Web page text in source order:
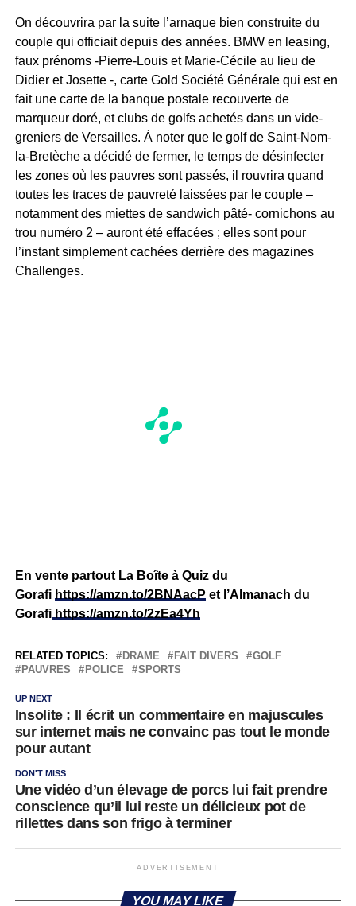
On découvrira par la suite l’arnaque bien construite du
couple qui officiait depuis des années. BMW en leasing,
faux prénoms -Pierre-Louis et Marie-Cécile au lieu de
Didier et Josette -, carte Gold Société Générale qui est en
fait une carte de la banque postale recouverte de
marqueur doré, et clubs de golfs achetés dans un vide-
greniers de Versailles. À noter que le golf de Saint-Nom-
la-Bretèche a décidé de fermer, le temps de désinfecter
les zones où les pauvres sont passés, il rouvrira quand
toutes les traces de pauvreté laissées par le couple –
notamment des miettes de sandwich pâté- cornichons au
trou numéro 2 – auront été effacées ; elles sont pour
l’instant simplement cachées derrière des magazines
Challenges.
En vente partout La Boîte à Quiz du
Gorafi https://amzn.to/2BNAacP et l’Almanach du
Gorafihttps://amzn.to/2zEa4Yh
RELATED TOPICS: DRAME FAIT DIVERS
GOLF
PAUVRES
POLICE SPORTS
UP NEXT
Insolite : Il écrit un commentaire en majuscules
sur internet mais ne convainc pas tout le monde
pour autant
DON'T MISS
Une vidéo d’un élevage de porcs lui fait prendre
conscience qu’il lui reste un délicieux pot de
rillettes dans son frigo à terminer
ADVERTISEMENT
YOU MAY LIKE